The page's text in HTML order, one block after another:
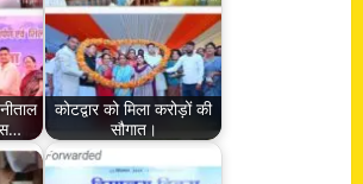
कोटद्वार को मिला करोड़ों की
सौगात।